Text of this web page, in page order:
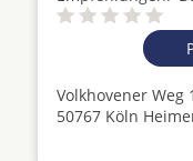
Volkhovener Weg
50767 Köln